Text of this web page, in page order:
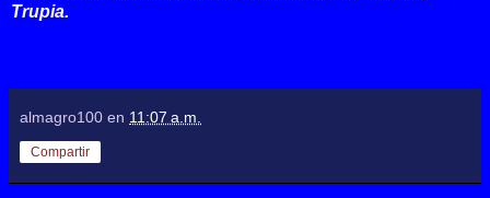
Trupia.
almagro100 en 11:07 a.m.
Compartir